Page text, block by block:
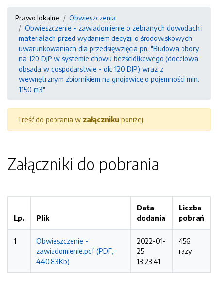
Prawo lokalne
Obwieszczenia
Obwieszczenie - zawiadomienie o zebranych dowodach i
materiałach przed wydaniem decyzji o środowiskowych
uwarunkowaniach dla przedsięwzięcia pn. "Budowa obory
na 120 DJP w systemie chowu bezściółkowego (docelowa
obsada w gospodarstwie - ok. 120 DJP) wraz z
wewnętrznym zbiornikiem na gnojowicę o pojemności min.
1150 m3"
Treść do pobrania w załączniku poniżej.
Załączniki do pobrania
Lp. Plik
Data
dodania
Liczba
pobrań
1
Obwieszczenie -
zawiadomienie.pdf (PDF,
440.83Kb)
2022-01-
25
13:23:41
456
razy